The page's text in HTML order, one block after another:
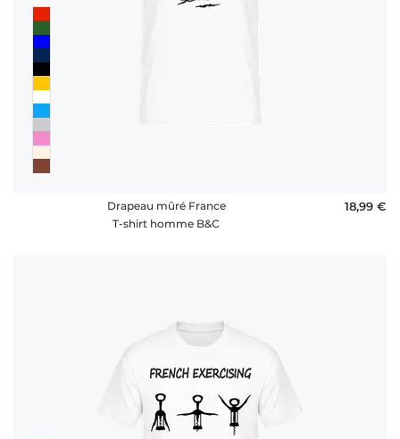
Drapeau mûré France
T-shirt homme B&C
18,99 €